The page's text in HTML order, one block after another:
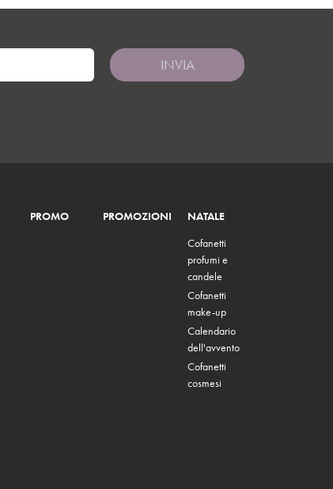
INVIA
PROMO PROMOZIONI
NATALE
Cofanetti
profumi e
candele
Cofanetti
make-up
Calendario
dell'avvento
Cofanetti
cosmesi